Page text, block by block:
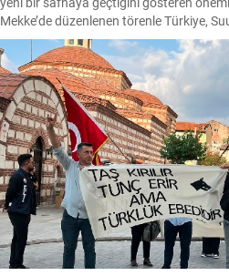
Mekke’de düzenlenen törenle Türkiye,
arasında tarihi bir ortak savunma
Başbakanı Şahbaz Şerif, anlaşmanın
katkı sağlayacağını...